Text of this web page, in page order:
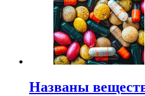
Названы